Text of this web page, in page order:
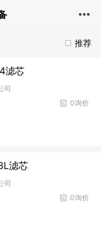
推荐
滤芯
司
0询价
滤芯
司
0询价